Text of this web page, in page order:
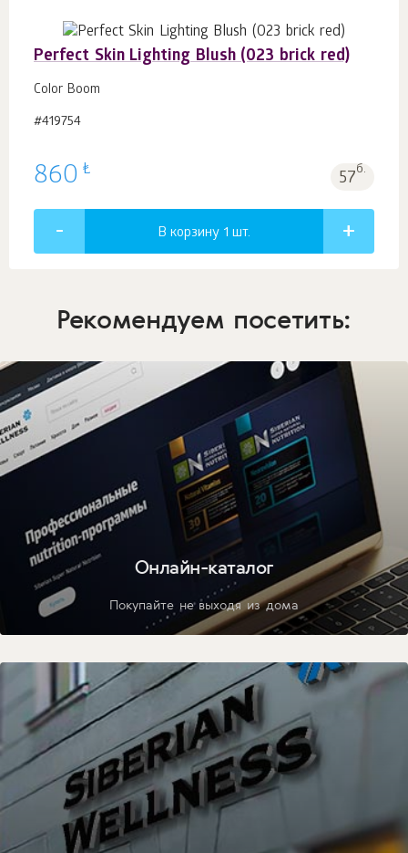
Perfect Skin Lighting Blush (023 brick red)
Color Boom
#419754
860 ₺ 57б.
В корзину 1 шт.
Рекомендуем посетить:
Онлайн-каталог
Покупайте не выходя из дома